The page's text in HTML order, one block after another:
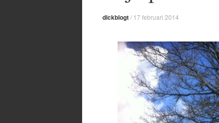
dickblogt/ 17 februari 2014